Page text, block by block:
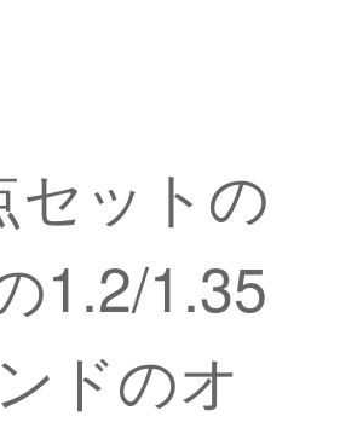
セットの
1.2/1.35
ドのオ